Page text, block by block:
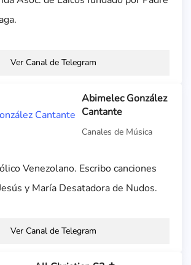
Ver Canal de Telegram
Abimelec González
Cantante
Canales de Música
Venezolano. Escribo canciones
y María Desatadora de Nudos.
Ver Canal de Telegram